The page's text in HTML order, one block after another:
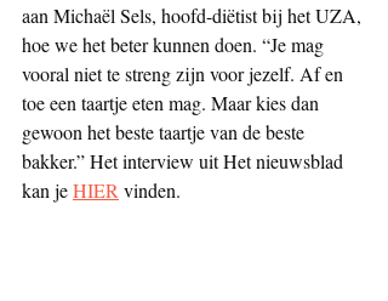
aan Michaël Sels, hoofd-diëtist bij het UZA,
hoe we het beter kunnen doen. “Je mag
vooral niet te streng zijn voor jezelf. Af en
toe een taartje eten mag. Maar kies dan
gewoon het beste taartje van de beste
bakker.” Het interview uit Het nieuwsblad
kan je HIER vinden.